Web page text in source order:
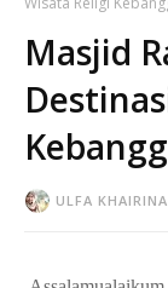
Masjid
ULFA KHAIRINA